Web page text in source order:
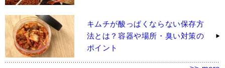
キムチが酸っぱくならない保存方
法とは？容器や場所・臭い対策の
ポイント